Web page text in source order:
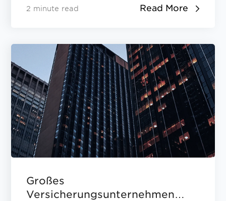
2 minute read Read More
Großes
Versicherungsunternehmen